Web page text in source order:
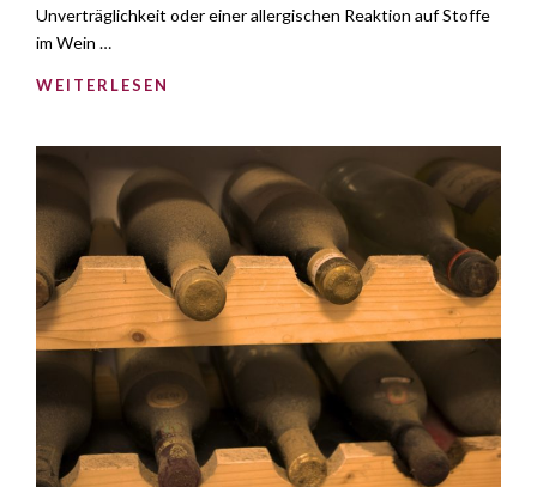
Unverträglichkeit oder einer allergischen Reaktion auf Stoffe
im Wein …
WEITERLESEN